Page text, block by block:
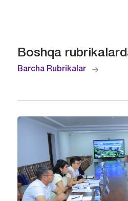
Boshqa
Barcha Rubrikalar